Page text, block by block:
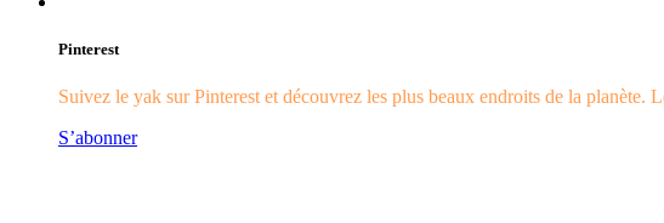
Pinterest
Suivez le yak sur Pinterest et découvrez les plus beaux endroits de la planète.
S’abonner